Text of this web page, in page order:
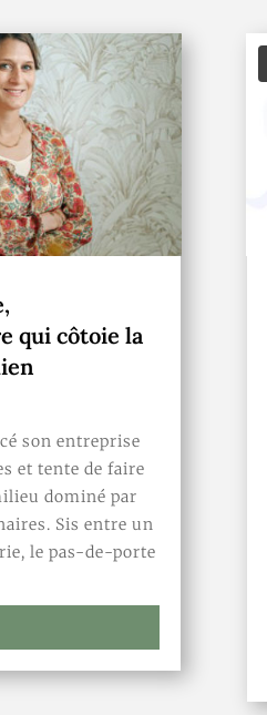
qui côtoie la
son entreprise
et tente de faire
dominé par
Sis entre un
le pas-de-porte